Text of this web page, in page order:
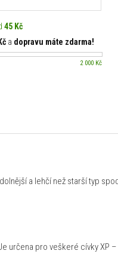
45 Kč
a dopravu máte zdarma!
2 000 Kč
a lehčí než starší typ
určena pro veškeré cívky XP